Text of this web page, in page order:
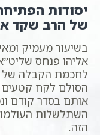
יסודות
של הרב שקד
בשיעור מעמיק
אליהו פנחס
לחכמת הקבלה של
הסולם לקח קטעים
אותם בסדר קודם
השתלשלות
הזה.